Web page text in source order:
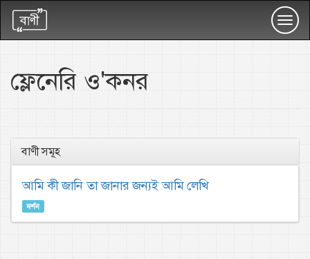
ফ্লেনেরি ও'কনর
বাণী সমূহ
আমি কী জানি তা জানার জন্যই আমি লেখি
দর্শন